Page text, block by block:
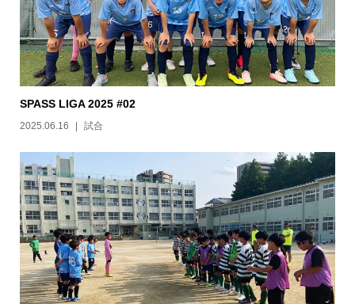
SPASS LIGA 2025 #02
2025.06.16 試合